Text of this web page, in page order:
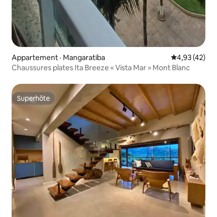
Appartement · Mangaratiba Note
4,93 (42)
Chaussures plates Ita Breeze « Vista Mar » Mont Blanc
Superhôte
Superhôte